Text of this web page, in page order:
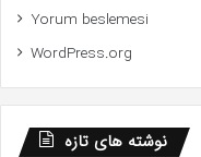
Yorum beslemesi
WordPress.org
نوشته های تازه